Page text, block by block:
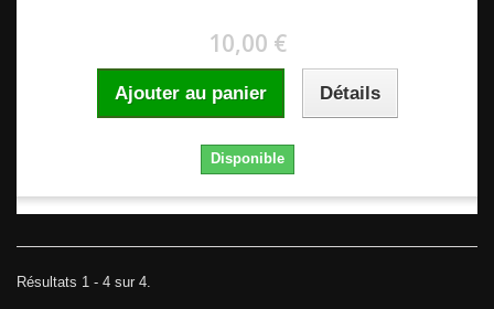
10,00 €
Ajouter au panier Détails
Disponible
Résultats 1 - 4 sur 4.